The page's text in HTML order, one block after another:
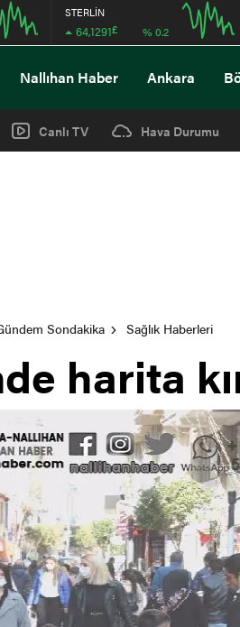
STERLİN
64,1291£ % 0.2
Nallıhan Haber Ankara
Canlı TV Hava Durumu
Sondakika Sağlık Haberleri
harita